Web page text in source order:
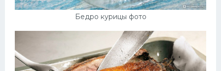
Бедро курицы фото